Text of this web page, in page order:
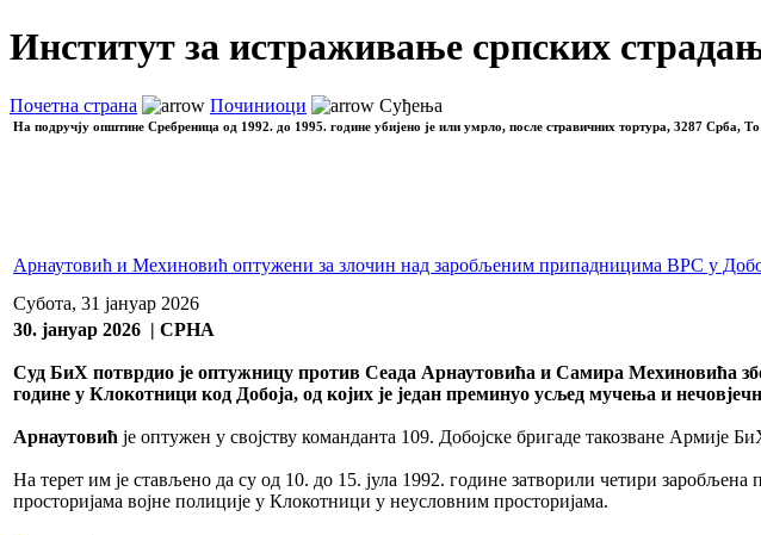
Институт за истраживање српских
Почетна страна Починиоци Суђења
На подручју општине Сребреница од 1992. до 1995. године убијено је или умрло, после стравичних тортура, 3287 Срба, То
Арнаутовић и Мехиновић оптужени за злочин над заробљеним припадницима ВРС у
Субота, 31 јануар 2026
30. jануар 2026 | СРНА
Суд БиХ потврдио је оптужницу против Сеада Арнаутовића и Самира Мехиновића
године у Клокотници код Добоја, од којих је један преминуо усљед мучења и
Арнаутовић је оптужен у својству команданта 109. Добојске бригаде такозване Армије
На терет им је стављено да су од 10. до 15. јула 1992. године затворили четири
просторијама војне полиције у Клокотници у неусловним просторијама.